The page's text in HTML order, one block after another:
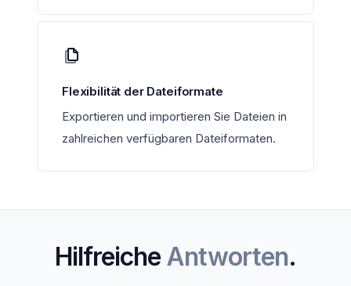
Flexibilität der Dateiformate
Exportieren und importieren Sie Dateien in
zahlreichen verfügbaren Dateiformaten.
HilfreicheAntworten.